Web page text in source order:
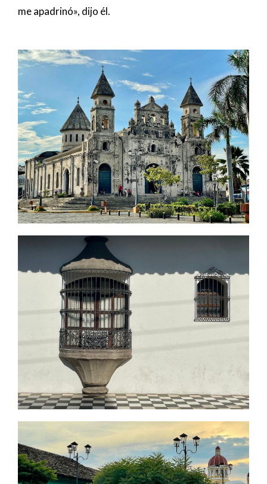
me apadrinó», dijo él.